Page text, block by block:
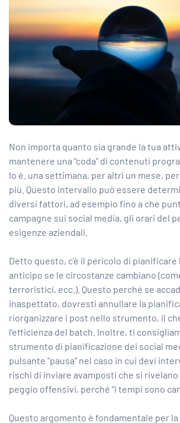
Non importa quanto sia grande la tua
mantenere una “coda” di contenuti
lo è. una settimana, per altri un mese,
più. Questo intervallo può essere
diversi fattori, ad esempio fino a che
campagne sui social media, gli orari del
esigenze aziendali.
Detto questo, c’è il pericolo di
anticipo se le circostanze cambiano
terroristici, ecc.). Questo perché se
inaspettato, dovresti annullare la
riorganizzare i post nello strumento, il
l’efficienza del batch. Inoltre, ti
strumento di pianificazione dei social
pulsante “pausa” nel caso in cui devi
rischi di inviare avamposti che si
peggio offensivi, perché “i tempi sono
Questo argomento è fondamentale per la